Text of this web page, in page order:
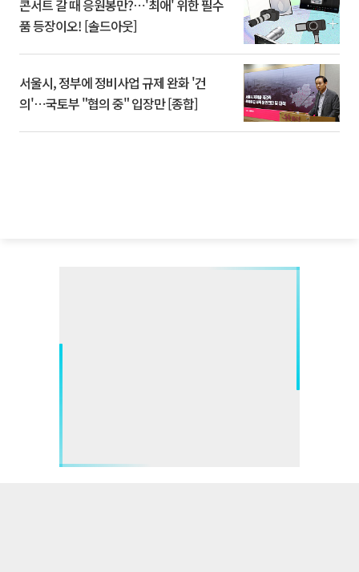
콘서트 갈 때 응원봉만?⋯'최애' 위한 필수
품 등장이오! [솔드아웃]
서울시, 정부에 정비사업 규제 완화 '건
의'⋯국토부 "협의 중" 입장만 [종합]